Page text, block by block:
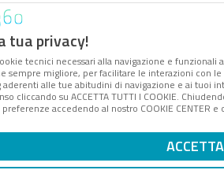
tua privacy!
tecnici necessari alla navigazione e
sempre migliore, per facilitare le interazioni con
alle tue abitudini di navigazione e ai tuoi
cliccando su ACCETTA TUTTI I COOKIE.
accedendo al nostro COOKIE
ACCETTA